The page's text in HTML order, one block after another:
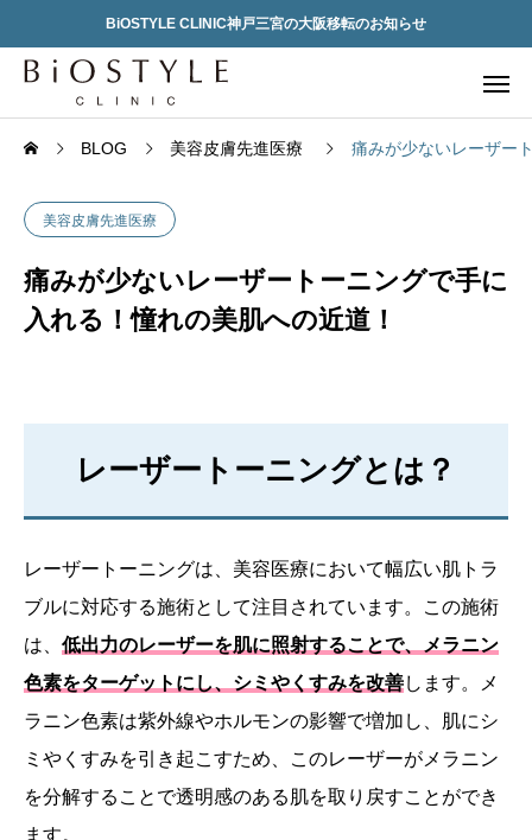
BiOSTYLE CLINIC神戸三宮の大阪移転のお知らせ
BLOG 美容皮膚先進医療 痛みが少ないレーザー
美容皮膚先進医療
痛みが少ないレーザートーニングで手に
入れる！憧れの美肌への近道！
レーザートーニングとは？
レーザートーニングは、美容医療において幅広い肌トラ
ブルに対応する施術として注目されています。この施術
は、 低出力のレーザーを肌に照射することで、メラニン
色素をターゲットにし、シミやくすみを改善します。メ
ラニン色素は紫外線やホルモンの影響で増加し、肌にシ
ミやくすみを引き起こすため、このレーザーがメラニン
を分解することで透明感のある肌を取り戻すことができ
ます。